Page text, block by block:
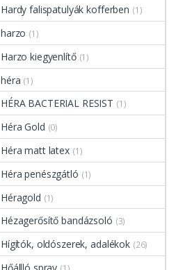
Hardy falispatulyák kofferben (1)
harzo (1)
Harzo kiegyenlítő (1)
héra (1)
HÉRA BACTERIAL RESIST (1)
Héra Gold (0)
Héra matt latex (1)
Héra penészgátló (1)
Héragold (1)
Hézagerősítő bandázsoló (3)
Hígítók, oldószerek, adalékok (26)